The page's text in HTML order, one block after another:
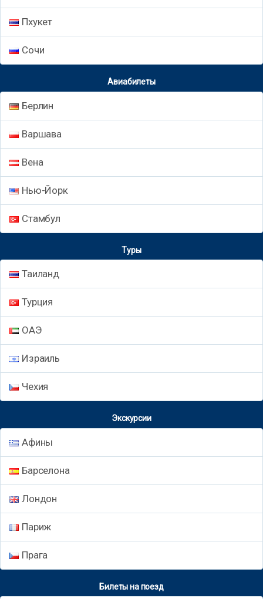
Пхукет
Сочи
Авиабилеты
Берлин
Варшава
Вена
Нью-Йорк
Стамбул
Туры
Таиланд
Турция
ОАЭ
Израиль
Чехия
Экскурсии
Афины
Барселона
Лондон
Париж
Прага
Билеты на поезд